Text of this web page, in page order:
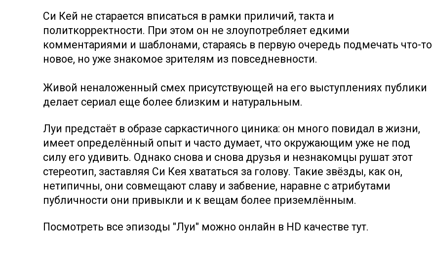
Си Кей не старается вписаться в рамки приличий, такта и
политкорректности. При этом он не злоупотребляет едкими
комментариями и шаблонами, стараясь в первую очередь подмечать что-то
новое, но уже знакомое зрителям из повседневности.
Живой неналоженный смех присутствующей на его выступлениях публики
делает сериал еще более близким и натуральным.
Луи предстаёт в образе саркастичного циника: он много повидал в жизни,
имеет определённый опыт и часто думает, что окружающим уже не под
силу его удивить. Однако снова и снова друзья и незнакомцы рушат этот
стереотип, заставляя Си Кея хвататься за голову. Такие звёзды, как он,
нетипичны, они совмещают славу и забвение, наравне с атрибутами
публичности они привыкли и к вещам более приземлённым.
Посмотреть все эпизоды "Луи" можно онлайн в HD качестве тут.